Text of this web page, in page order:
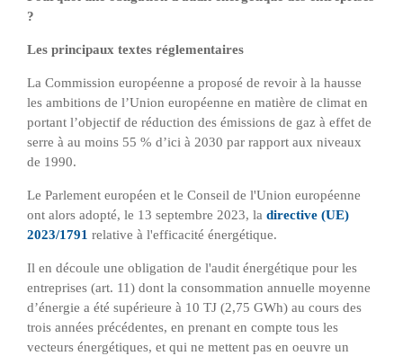
?
Les principaux textes réglementaires
La Commission européenne a proposé de revoir à la hausse
les ambitions de l’Union européenne en matière de climat en
portant l’objectif de réduction des émissions de gaz à effet de
serre à au moins 55 % d’ici à 2030 par rapport aux niveaux
de 1990.
Le Parlement européen et le Conseil de l'Union européenne
ont alors adopté, le 13 septembre 2023, la directive (UE)
2023/1791 relative à l'efficacité énergétique.
Il en découle une obligation de l'audit énergétique pour les
entreprises (art. 11) dont la consommation annuelle moyenne
d’énergie a été supérieure à 10 TJ (2,75 GWh) au cours des
trois années précédentes, en prenant en compte tous les
vecteurs énergétiques, et qui ne mettent pas en oeuvre un